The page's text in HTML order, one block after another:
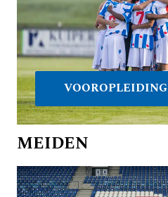
VOOROPLEIDING
MEIDEN